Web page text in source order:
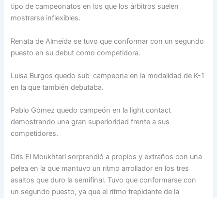
tipo de campeonatos en los que los árbitros suelen
mostrarse inflexibles.
Renata de Almeida se tuvo que conformar con un segundo
puesto en su debut como competidora.
Luisa Burgos quedo sub-campeona en la modalidad de K-1
en la que también debutaba.
Pablo Gómez quedo campeón en la light contact
demostrando una gran superioridad frente a sus
competidores.
Dris El Moukhtari sorprendió a propios y extraños con una
pelea en la que mantuvo un ritmo arrollador en los tres
asaltos que duro la semifinal. Tuvo que conformarse con
un segundo puesto, ya que el ritmo trepidante de la